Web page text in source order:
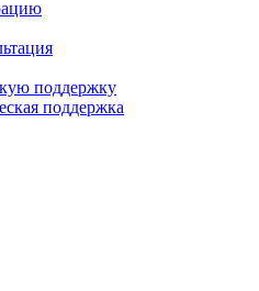
поддержку
поддержка